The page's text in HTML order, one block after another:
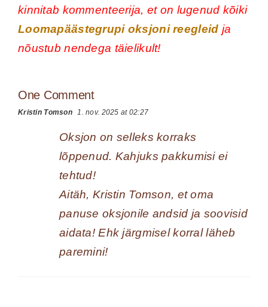
kinnitab kommenteerija, et on lugenud kõiki
Loomapäästegrupi oksjoni reegleid ja
nõustub nendega täielikult!
One Comment
Kristin Tomson 1. nov. 2025 at 02:27
Oksjon on selleks korraks
lõppenud. Kahjuks pakkumisi ei
tehtud!
Aitäh, Kristin Tomson, et oma
panuse oksjonile andsid ja soovisid
aidata! Ehk järgmisel korral läheb
paremini!